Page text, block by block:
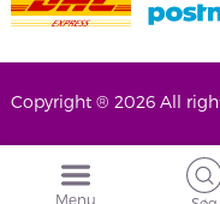
Copyright ® 2026 All
Menu